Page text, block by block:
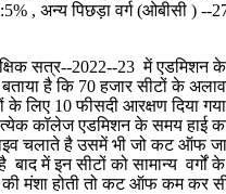
, अन्य पिछड़ा वर्ग (ओबीसी ) --
सत्र--2022--23 में एडमिशन के
है कि 70 हजार सीटों के
के लिए 10 फीसदी आरक्षण दिया
प्रत्येक कॉलेज एडमिशन के समय
चलाते है उसमें भी जो कट ऑफ
में इन सीटों को सामान्य वर्गों
की मंशा होती तो कट ऑफ कम कर